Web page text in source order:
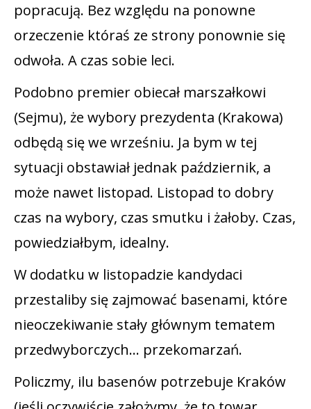
popracują. Bez względu na ponowne
orzeczenie któraś ze strony ponownie się
odwoła. A czas sobie leci.
Podobno premier obiecał marszałkowi
(Sejmu), że wybory prezydenta (Krakowa)
odbędą się we wrześniu. Ja bym w tej
sytuacji obstawiał jednak październik, a
może nawet listopad. Listopad to dobry
czas na wybory, czas smutku i żałoby. Czas,
powiedziałbym, idealny.
W dodatku w listopadzie kandydaci
przestaliby się zajmować basenami, które
nieoczekiwanie stały głównym tematem
przedwyborczych… przekomarzań.
Policzmy, ilu basenów potrzebuje Kraków